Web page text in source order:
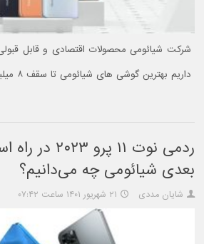
شرکت شیائومی محصولات اقتصادی و قابل
داریم بهترین گوشی های شیائومی تا سقف ۸ میلیون تومان را معرفی کنیم.
ردمی نوت ۱۱
بعدی شیائومی چه می‌دانیم؟
شایان مددی ۲۱ شهریور ۱۴۰۱ ساعت ۰۷:۴۲